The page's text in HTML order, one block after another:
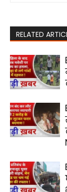
RELATED